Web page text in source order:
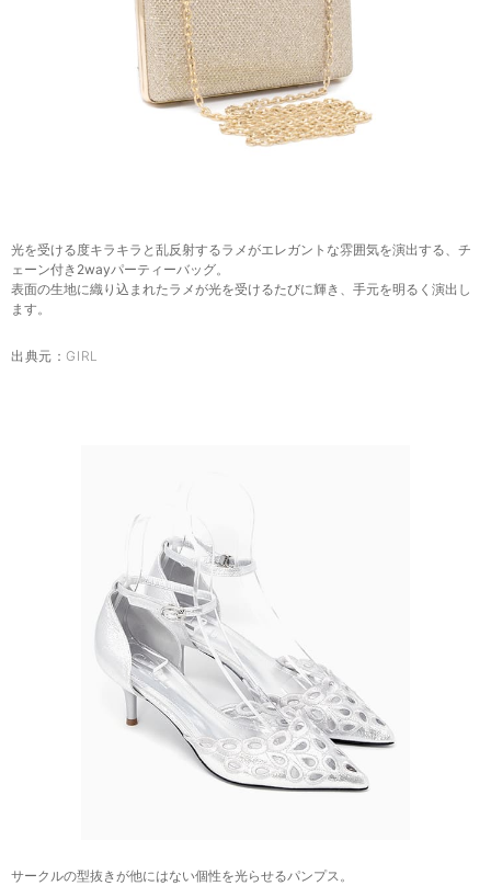
光を受ける度キラキラと乱反射するラメがエレガントな雰囲気を演出する、チ
ェーン付き2wayパーティーバッグ。
表面の生地に織り込まれたラメが光を受けるたびに輝き、手元を明るく演出し
ます。
出典元： GIRL
サークルの型抜きが他にはない個性を光らせるパンプス。